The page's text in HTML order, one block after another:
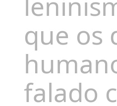
que os
falado